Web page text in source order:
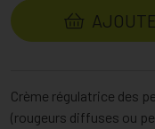
Crème régulatrice des
(rougeurs diffuses ou